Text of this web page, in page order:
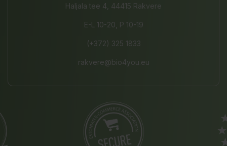
Haljala tee 4, 44415 Rakvere
E-L 10-20, P 10-19
(+372) 325 1833
rakvere@bio4you.eu